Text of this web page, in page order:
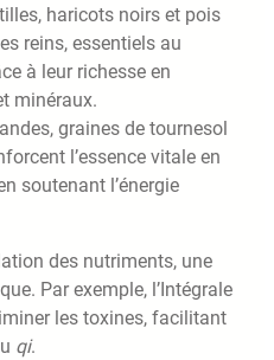
haricots noirs et pois
reins, essentiels au
à leur richesse en
minéraux.
graines de tournesol
l’essence vitale en
soutenant l’énergie
des nutriments, une
Par exemple, l’Intégrale
les toxines, facilitant
qi.